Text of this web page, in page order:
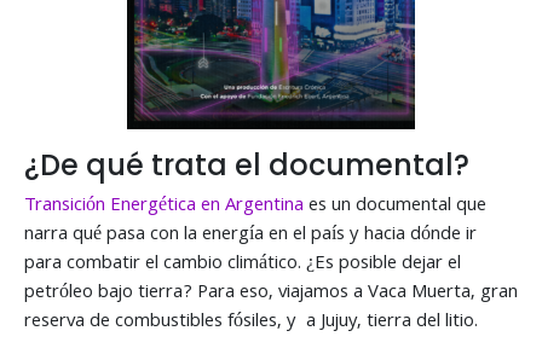
¿De qué trata el documental?
Transición Energética en Argentinaes un documental que
narra qué pasa con la energía en el país y hacia dónde ir
para combatir el cambio climático. ¿Es posible dejar el
petróleo bajo tierra? Para eso, viajamos a Vaca Muerta, gran
reserva de combustibles fósiles, y a Jujuy, tierra del litio.